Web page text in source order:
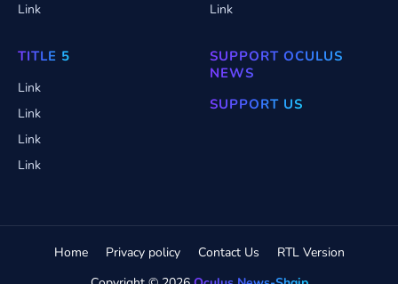
Link
Link
TITLE 5
Link
Link
Link
Link
SUPPORT OCULUS
NEWS
SUPPORT US
Home Privacy policy Contact Us RTL Version